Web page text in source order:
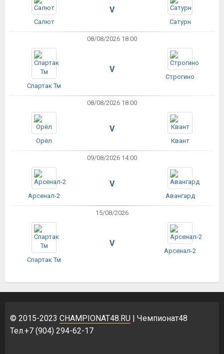
Салют
V
Сатурн
08/08/2026 18:00
Спартак Тм
V
Строгино
08/08/2026 18:00
Орёл
V
Квант
09/08/2026 14:00
Арсенал-2
V
Авангард
15/08/2026
Спартак Тм
V
Арсенал-2
© 2015-2023 CHAMPIONAT48.RU | Чемпионат48
Тел.+7 (904) 294-62-17